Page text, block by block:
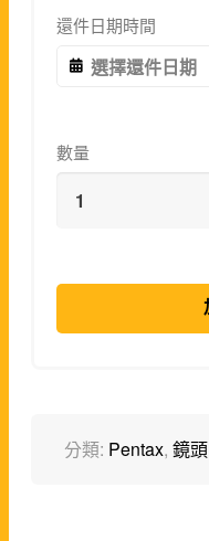
還件日期時間
數量
分類: Pentax,鏡頭